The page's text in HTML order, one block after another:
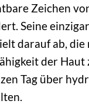
Zeichen
Seine
darauf ab,
der
Tag über